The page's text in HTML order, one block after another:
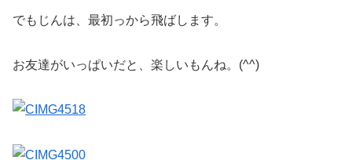
でもじんは、最初っから飛ばします。
お友達がいっぱいだと、楽しいもんね。(^^)